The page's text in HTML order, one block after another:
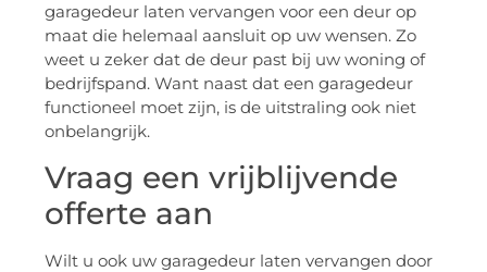
garagedeur laten vervangen voor een deur op
maat die helemaal aansluit op uw wensen. Zo
weet u zeker dat de deur past bij uw woning of
bedrijfspand. Want naast dat een garagedeur
functioneel moet zijn, is de uitstraling ook niet
onbelangrijk.
Vraag een vrijblijvende
offerte aan
Wilt u ook uw garagedeur laten vervangen door